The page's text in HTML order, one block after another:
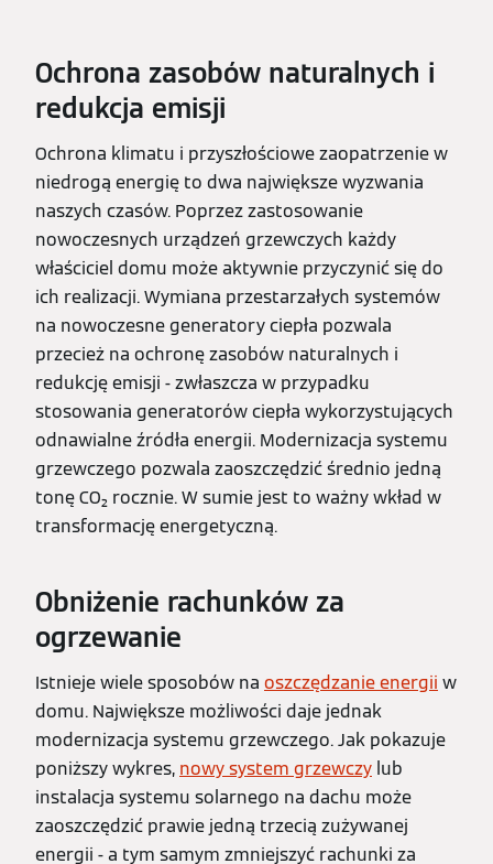
Ochrona zasobów naturalnych i
redukcja emisji
Ochrona klimatu i przyszłościowe zaopatrzenie w
niedrogą energię to dwa największe wyzwania
naszych czasów. Poprzez zastosowanie
nowoczesnych urządzeń grzewczych każdy
właściciel domu może aktywnie przyczynić się do
ich realizacji. Wymiana przestarzałych systemów
na nowoczesne generatory ciepła pozwala
przecież na ochronę zasobów naturalnych i
redukcję emisji - zwłaszcza w przypadku
stosowania generatorów ciepła wykorzystujących
odnawialne źródła energii. Modernizacja systemu
grzewczego pozwala zaoszczędzić średnio jedną
tonę CO₂ rocznie. W sumie jest to ważny wkład w
transformację energetyczną.
Obniżenie rachunków za
ogrzewanie
Istnieje wiele sposobów na oszczędzanie energii w
domu. Największe możliwości daje jednak
modernizacja systemu grzewczego. Jak pokazuje
poniższy wykres, nowy system grzewczy lub
instalacja systemu solarnego na dachu może
zaoszczędzić prawie jedną trzecią zużywanej
energii - a tym samym zmniejszyć rachunki za